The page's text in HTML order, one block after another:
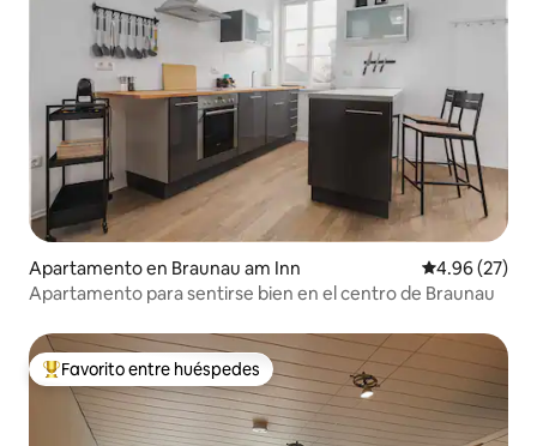
Apartamento en Braunau am Inn Calificación
4.96 (27)
Apartamento para sentirse bien en el centro de Braunau
Favorito entre huéspedes preferido
Favorito entre huéspedes